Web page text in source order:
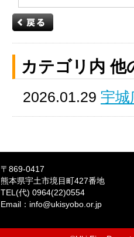
カテゴリ内 他
2026.01.29 宇城
〒869-0417
熊本県宇土市境目町427番地
TEL(代) 0964(22)0554
Email：info@ukisyobo.or.jp